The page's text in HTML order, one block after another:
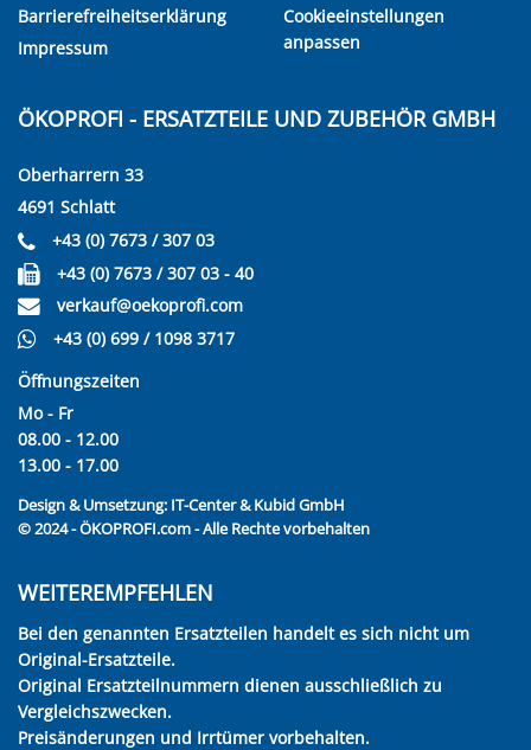
Barrierefreiheitserklärung
Impressum
Cookieeinstellungen
anpassen
ÖKOPROFI - ERSATZTEILE UND ZUBEHÖR GMBH
Oberharrern 33
4691 Schlatt
+43 (0) 7673 / 307 03
+43 (0) 7673 / 307 03 - 40
verkauf@oekoprofi.com
+43 (0) 699 / 1098 3717
Öffnungszeiten
Mo - Fr
08.00 - 12.00
13.00 - 17.00
Design & Umsetzung: IT-Center & Kubid GmbH
© 2024 - ÖKOPROFI.com - Alle Rechte vorbehalten
WEITEREMPFEHLEN
Bei den genannten Ersatzteilen handelt es sich nicht um
Original-Ersatzteile.
Original Ersatzteilnummern dienen ausschließlich zu
Vergleichszwecken.
Preisänderungen und Irrtümer vorbehalten.